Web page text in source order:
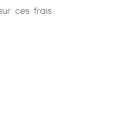
ces frais